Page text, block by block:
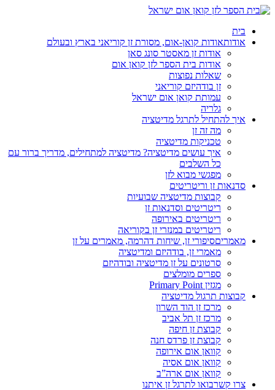
בית
אודותאודות קואן-אום, מסורת זן קוריאני בארץ ובעולם
אודות זן מאסטר סונג סאן
אודות בית הספר לזן קואן אום
שאלות נפוצות
זן בודהיזם קוריאני
עמותת קואן אום ישראל
גלריה
איך להתחיל לתרגל מדיטציה
מה זה זן
טכניקות מדיטציה
איך עושים מדיטציה? מדיטציה למתחילים, מדריך ברור עם
כל השלבים
מפגשי מבוא לזן
סדנאות זן וריטריטים
קבוצות מדיטציה שבועיות
ריטריטים וסדנאות זן
ריטריטים באירופה
ריטריטים במנזרי זן בקוריאה
מאמריםסיפורי זן, שיחות דהרמה, מאמרים על זן
מאמרי זן, בודהיזם ומדיטציה
סרטונים על זן מדיטציה ובודהיזם
ספרים מומלצים
מגזין Primary Point
קבוצות תרגול מדיטציה
מרכז זן הוד השרון
מרכז זן תל אביב
קבוצת זן חיפה
קבוצת זן פרדס חנה
קוואן אום אירופה
קוואן אום אסיה
קוואן אום ארה”ב
צרו קשרבואו לתרגל זן איתנו